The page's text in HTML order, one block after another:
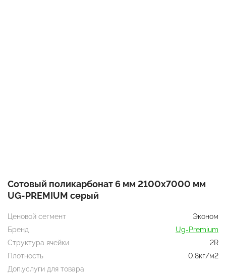
Сотовый поликарбонат 6 мм 2100х7000 мм
UG-PREMIUM серый
Ценовой сегмент
Эконом
Бренд
Ug-Premium
Структура ячейки
2R
Плотность
0.8кг/м2
Доп.услуги для товара